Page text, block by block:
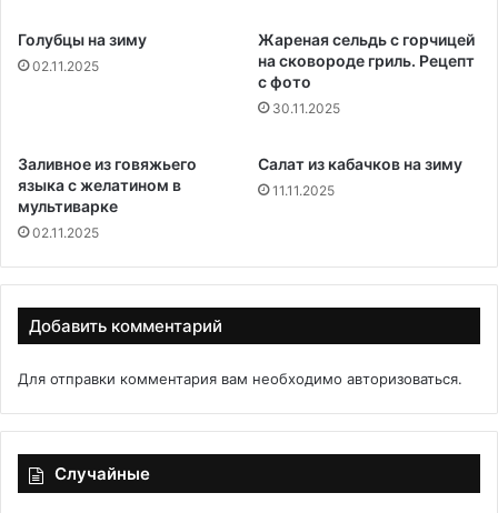
Голубцы на зиму
02.11.2025
Жареная сельдь с горчицей
на сковороде гриль. Рецепт
с фото
30.11.2025
Заливное из говяжьего
языка с желатином в
мультиварке
02.11.2025
Салат из кабачков на зиму
11.11.2025
Добавить комментарий
Для отправки комментария вам необходимо авторизоваться.
Случайные